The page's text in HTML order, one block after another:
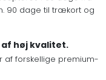
90 dage til trækort og
høj kvalitet.
af forskellige premium-